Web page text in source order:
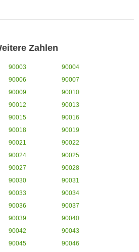
Zahlen
90003
90004
90006
90007
90009
90010
90012
90013
90015
90016
90018
90019
90021
90022
90024
90025
90027
90028
90030
90031
90033
90034
90036
90037
90039
90040
90042
90043
90045
90046